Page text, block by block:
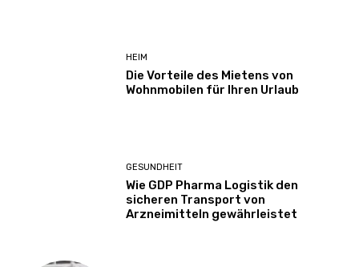
HEIM
Die Vorteile des Mietens von
Wohnmobilen für Ihren Urlaub
GESUNDHEIT
Wie GDP Pharma Logistik den
sicheren Transport von
Arzneimitteln gewährleistet